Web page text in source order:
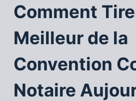
Comment
Meilleur de la
Convention
Notaire